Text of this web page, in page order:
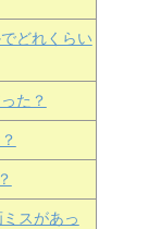
どれくらい
た？
スがあっ